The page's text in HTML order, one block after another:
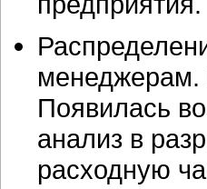
менеджерам.
Появилась
анализ в
расходную